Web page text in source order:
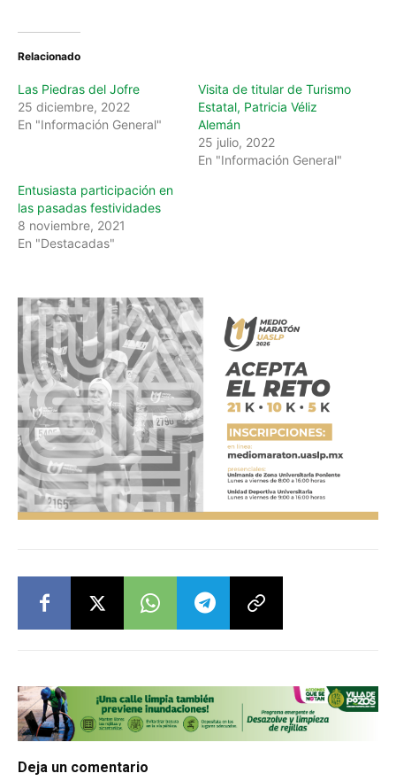
Relacionado
Las Piedras del Jofre
25 diciembre, 2022
En "Información General"
Visita de titular de Turismo
Estatal, Patricia Véliz
Alemán
25 julio, 2022
En "Información General"
Entusiasta participación en
las pasadas festividades
8 noviembre, 2021
En "Destacadas"
Deja un comentario